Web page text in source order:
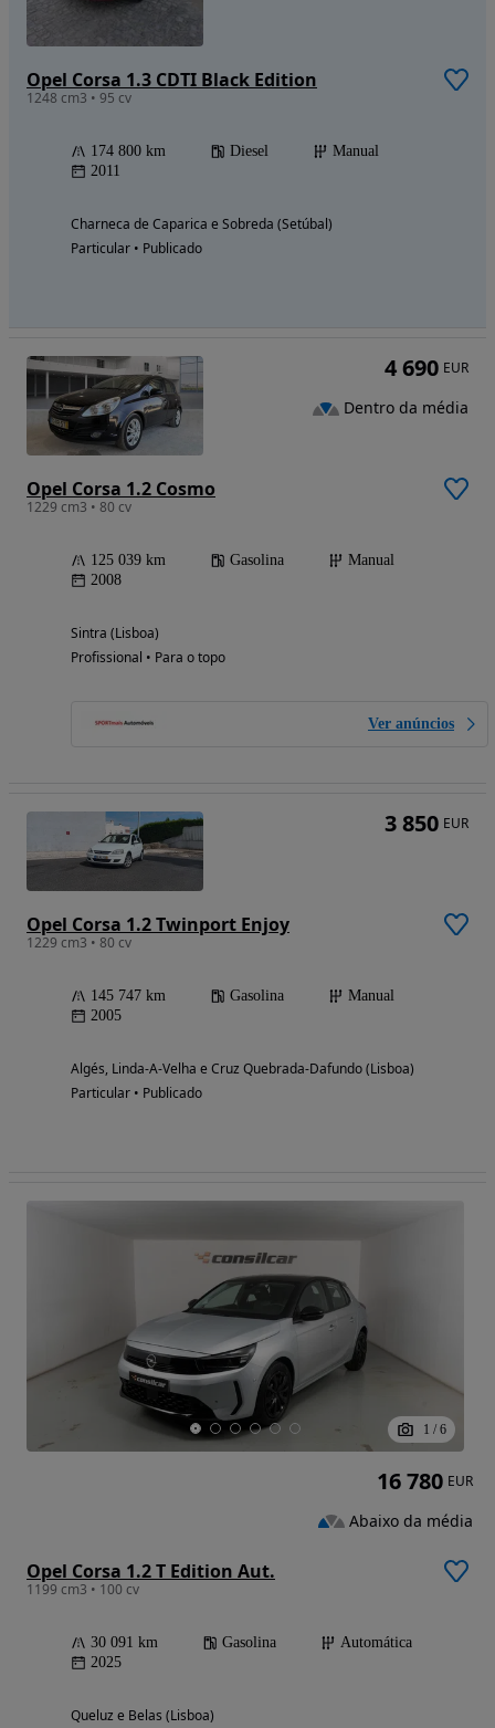
Opel Corsa 1.3 CDTI Black Edition
1248 cm3 • 95 cv
174 800 km Diesel
Manual
2011
Charneca de Caparica e Sobreda (Setúbal)
Particular • Publicado
Opel Corsa 1.2 Cosmo
1229 cm3 • 80 cv
125 039 km Gasolina
Manual
2008
Sintra (Lisboa)
Profissional • Para o topo
Ver anúncios
4 690 EUR
Dentro da média
Opel Corsa 1.2 Twinport Enjoy
1229 cm3 • 80 cv
145 747 km Gasolina
Manual
2005
Algés, Linda-A-Velha e Cruz Quebrada-Dafundo (Lisboa)
Particular • Publicado
3 850 EUR
1 / 6
Opel Corsa 1.2 T Edition Aut.
1199 cm3 • 100 cv
30 091 km Gasolina
Automática
2025
Queluz e Belas (Lisboa)
16 780 EUR
Abaixo da média